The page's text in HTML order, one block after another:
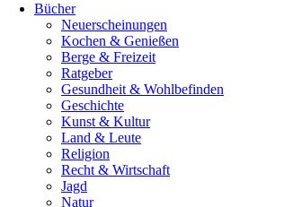
Bücher
Neuerscheinungen
Kochen & Genießen
Berge & Freizeit
Ratgeber
Gesundheit & Wohlbefinden
Geschichte
Kunst & Kultur
Land & Leute
Religion
Recht & Wirtschaft
Jagd
Natur